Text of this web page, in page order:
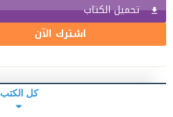
تحميل الكتاب
اشترك الآن
كل الكتب